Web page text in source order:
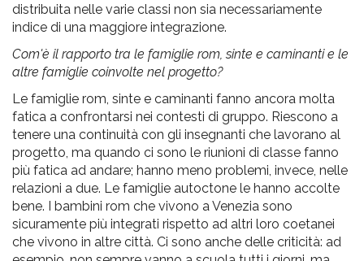
distribuita nelle varie classi non sia necessariamente
indice di una maggiore integrazione.
Com'è il rapporto tra le famiglie rom, sinte e caminanti e le
altre famiglie coinvolte nel progetto?
Le famiglie rom, sinte e caminanti fanno ancora molta
fatica a confrontarsi nei contesti di gruppo. Riescono a
tenere una continuità con gli insegnanti che lavorano al
progetto, ma quando ci sono le riunioni di classe fanno
più fatica ad andare; hanno meno problemi, invece, nelle
relazioni a due. Le famiglie autoctone le hanno accolte
bene. I bambini rom che vivono a Venezia sono
sicuramente più integrati rispetto ad altri loro coetanei
che vivono in altre città. Ci sono anche delle criticità: ad